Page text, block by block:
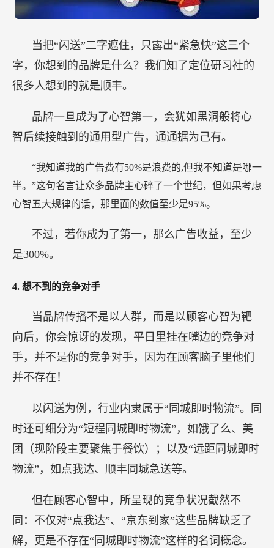
当把“闪送”二字遮住，只露出“紧急快”这三个
字，你想到的品牌是什么？我们知了定位研习社的
很多人想到的就是顺丰。
品牌一旦成为了心智第一，会犹如黑洞般将心
智后续接触到的通用型广告，通通据为己有。
“我知道我的广告费有50%是浪费的,但我不知道是哪一
半。”这句名言让众多品牌主心碎了一个世纪，但如果考虑
心智五大规律的话，那里面的数值至少是95%。
不过，若你成为了第一，那么广告收益，至少
是300%。
4. 想不到的竞争对手
当品牌传播不是以人群，而是以顾客心智为靶
向后，你会惊讶的发现，平日里挂在嘴边的竞争对
手，并不是你的竞争对手，因为在顾客脑子里他们
并不存在！
以闪送为例，行业内隶属于“同城即时物流”。同
时还可细分为“短程同城即时物流”，如饿了么、美
团（现阶段主要聚焦于餐饮）；以及“远距同城即时
物流”，如点我达、顺丰同城急送等。
但在顾客心智中，所呈现的竞争状况截然不
同：不仅对“点我达”、“京东到家”这些品牌缺乏了
解，更是不存在“同城即时物流”这样的名词概念。